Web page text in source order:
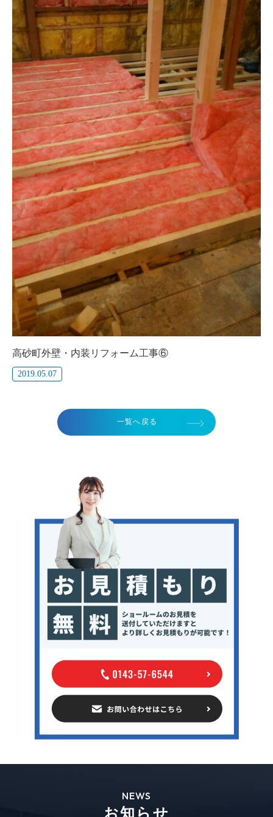
高砂町外壁・内装リフォーム工事⑥
2019.05.07
一覧へ戻る
NEWS
お知らせ